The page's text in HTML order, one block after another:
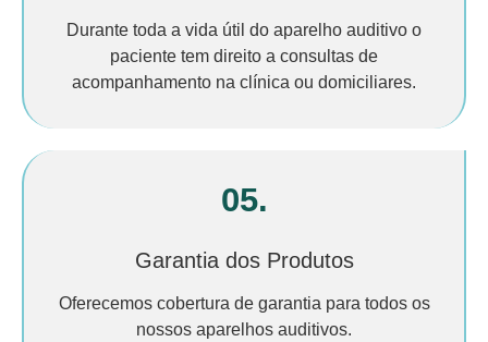
Durante toda a vida útil do aparelho auditivo o
paciente tem direito a consultas de
acompanhamento na clínica ou domiciliares.
05.
Garantia dos Produtos
Oferecemos cobertura de garantia para todos os
nossos aparelhos auditivos.